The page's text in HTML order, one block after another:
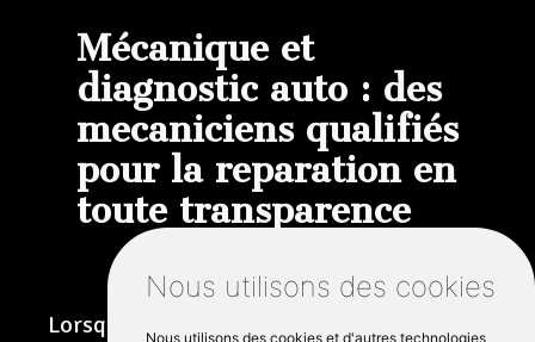
Nous utilisons des cookies
Nous utilisons des cookies et d'autres technologies
Mécanique et
diagnostic auto : des
mecaniciens qualifiés
pour la reparation en
toute transparence
Lorsqu'un voyant d'avertissement apparaît